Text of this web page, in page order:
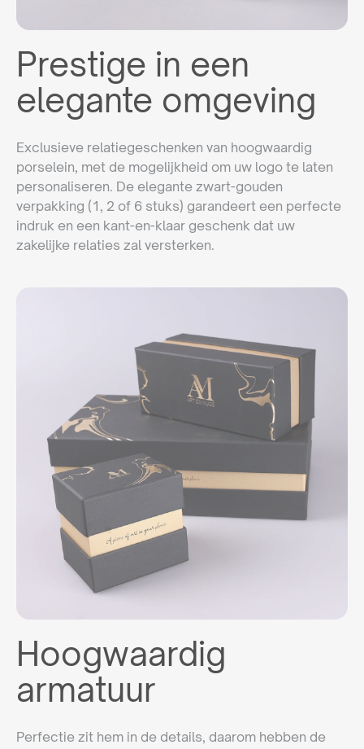
Prestige in een
elegante omgeving
Exclusieve relatiegeschenken van hoogwaardig
porselein, met de mogelijkheid om uw logo te laten
personaliseren. De elegante zwart-gouden
verpakking (1, 2 of 6 stuks) garandeert een perfecte
indruk en een kant-en-klaar geschenk dat uw
zakelijke relaties zal versterken.
Hoogwaardig
armatuur
Perfectie zit hem in de details, daarom hebben de